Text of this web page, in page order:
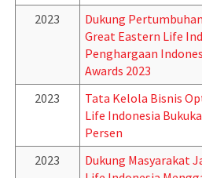
2023
Dukung
Great Eastern Life
Penghargaan
Awards 2023
2023
Tata Kelola Bisnis
Life Indonesia
Persen
2023
Dukung Masyarakat